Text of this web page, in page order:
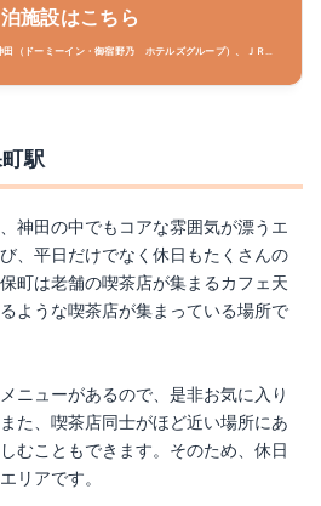
施設はこちら
田（ドーミーイン・御宿野乃 ホテルズグループ）、ＪＲ神
駅
神田の中でもコアな雰囲気が漂うエ
、平日だけでなく休日もたくさんの
町は老舗の喫茶店が集まるカフェ天
ような喫茶店が集まっている場所で
ニューがあるので、是非お気に入り
た、喫茶店同士がほど近い場所にあ
むこともできます。そのため、休日
リアです。